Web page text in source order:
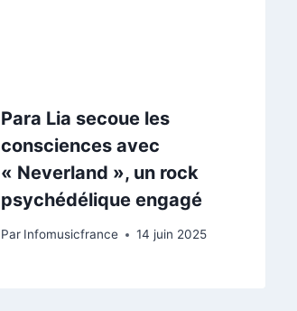
Para Lia secoue les
consciences avec
« Neverland », un rock
psychédélique engagé
Par Infomusicfrance 14 juin 2025